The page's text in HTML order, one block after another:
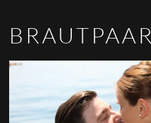
BRAUTPAAR